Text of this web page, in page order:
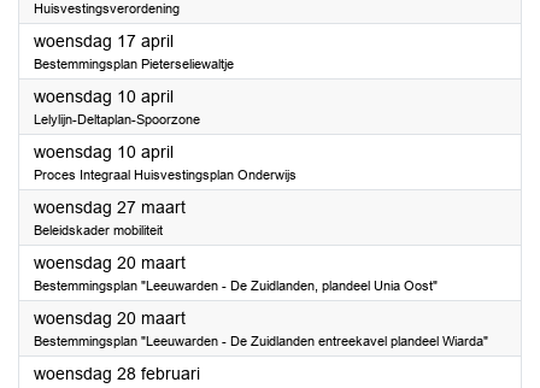
Huisvestingsverordening
woensdag 17 april2024
Bestemmingsplan Pieterseliewaltje
woensdag 10 april2024
Lelylijn-Deltaplan-Spoorzone
woensdag 10 april2024
Proces Integraal Huisvestingsplan Onderwijs
woensdag 27 maart2024
Beleidskader mobiliteit
woensdag 20 maart2024
Bestemmingsplan "Leeuwarden - De Zuidlanden, plandeel Unia Oost"
woensdag 20 maart2024
Bestemmingsplan "Leeuwarden - De Zuidlanden entreekavel plandeel Wiarda"
woensdag 28 februari2024